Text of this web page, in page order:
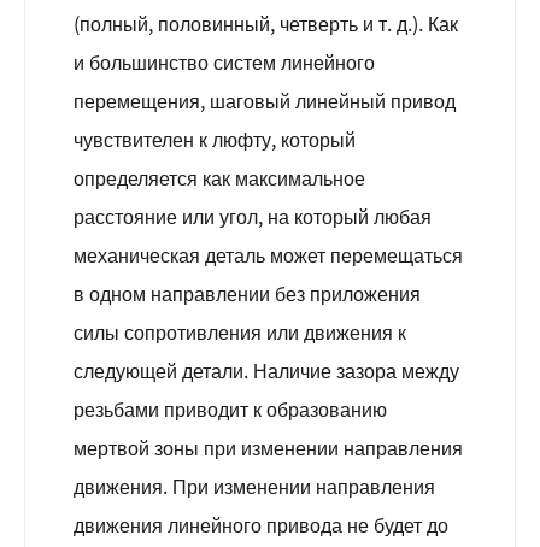
(полный, половинный, четверть и т. д.). Как
и большинство систем линейного
перемещения, шаговый линейный привод
чувствителен к люфту, который
определяется как максимальное
расстояние или угол, на который любая
механическая деталь может перемещаться
в одном направлении без приложения
силы сопротивления или движения к
следующей детали. Наличие зазора между
резьбами приводит к образованию
мертвой зоны при изменении направления
движения. При изменении направления
движения линейного привода не будет до